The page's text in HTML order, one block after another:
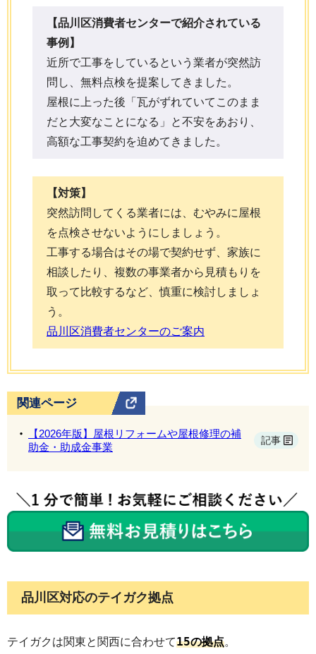
【品川区消費者センターで紹介されている
事例】
近所で工事をしているという業者が突然訪
問し、無料点検を提案してきました。
屋根に上った後「瓦がずれていてこのまま
だと大変なことになる」と不安をあおり、
高額な工事契約を迫めてきました。
【対策】
突然訪問してくる業者には、むやみに屋根
を点検させないようにしましょう。
工事する場合はその場で契約せず、家族に
相談したり、複数の事業者から見積もりを
取って比較するなど、慎重に検討しましょ
う。
品川区消費者センターのご案内
関連ページ
【2026年版】屋根リフォームや屋根修理の補
助金・助成金事業
記事
品川区対応のテイガク拠点
テイガクは関東と関西に合わせて15の拠点。